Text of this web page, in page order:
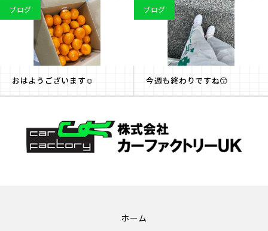
ブログ
おはようございます☺️
ブログ
今週も終わりですね😙
ホーム